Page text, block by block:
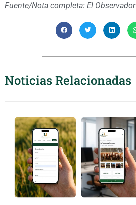
Fuente/Nota completa: El Observador
Noticias Relacionadas